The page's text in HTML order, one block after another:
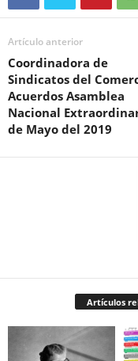
Artículo anterior
Coordinadora de
Sindicatos del
Acuerdos Asamblea
Nacional
de Mayo del 2019
Artículos